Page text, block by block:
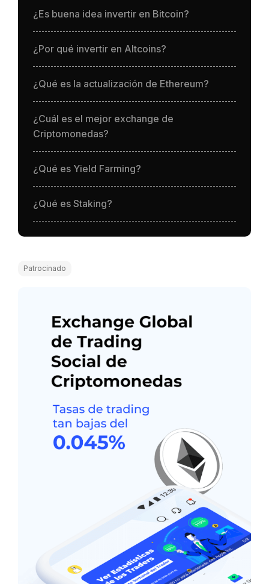
¿Es buena idea invertir en Bitcoin?
¿Por qué invertir en Altcoins?
¿Qué es la actualización de Ethereum?
¿Cuál es el mejor exchange de
Criptomonedas?
¿Qué es Yield Farming?
¿Qué es Staking?
Patrocinado